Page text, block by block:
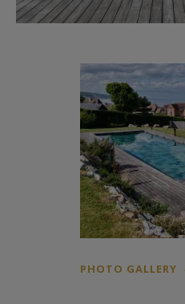
chambre avec lit double
séjours en famille ou
Information on the
is exposed is available at:
www.georisques.gouv.fr
PHOTO GALLERY